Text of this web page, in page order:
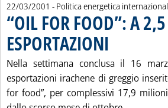
22/03/2001 - Politica energetica
“OIL FOR FOOD”: A
ESPORTAZIONI
Nella settimana conclusa il 16
esportazioni irachene di greggio
for food”, per complessivi 17,9